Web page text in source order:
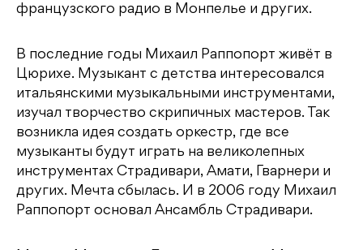
французского радио в Монпелье и других.
В последние годы Михаил Раппопорт живёт в
Цюрихе. Музыкант с детства интересовался
итальянскими музыкальными инструментами,
изучал творчество скрипичных мастеров. Так
возникла идея создать оркестр, где все
музыканты будут играть на великолепных
инструментах Страдивари, Амати, Гварнери и
других. Мечта сбылась. И в 2006 году Михаил
Раппопорт основал Ансамбль Страдивари.